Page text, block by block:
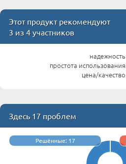
Этот продукт рекомендуют
3 из 4 участников
надежность
простота использования
цена/качество
Здесь 17 проблем
Решённые: 17